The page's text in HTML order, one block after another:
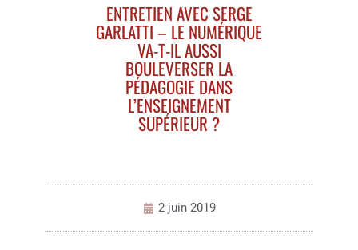
ENTRETIEN AVEC SERGE
GARLATTI – LE NUMÉRIQUE
VA-T-IL AUSSI
BOULEVERSER LA
PÉDAGOGIE DANS
L’ENSEIGNEMENT
SUPÉRIEUR ?
2 juin 2019